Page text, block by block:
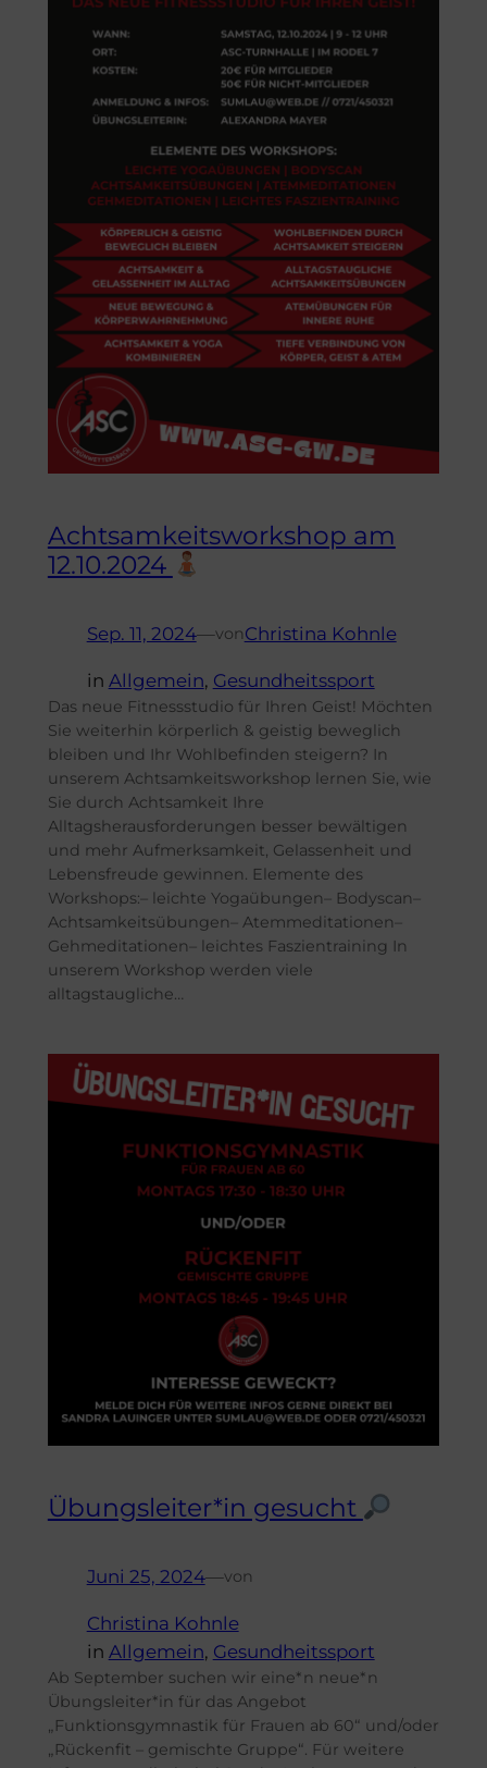
Achtsamkeitsworkshop am
12.10.2024
Sep. 11, 2024—vonChristina Kohnle
in Allgemein, Gesundheitssport
Das neue Fitnessstudio für Ihren Geist! Möchten
Sie weiterhin körperlich & geistig beweglich
bleiben und Ihr Wohlbefinden steigern? In
unserem Achtsamkeitsworkshop lernen Sie, wie
Sie durch Achtsamkeit Ihre
Alltagsherausforderungen besser bewältigen
und mehr Aufmerksamkeit, Gelassenheit und
Lebensfreude gewinnen. Elemente des
Workshops:– leichte Yogaübungen– Bodyscan–
Achtsamkeitsübungen– Atemmeditationen–
Gehmeditationen– leichtes Faszientraining In
unserem Workshop werden viele
alltagstaugliche…
Übungsleiter*in gesucht
Juni 25, 2024—von
Christina Kohnle
in Allgemein, Gesundheitssport
Ab September suchen wir eine*n neue*n
Übungsleiter*in für das Angebot
„Funktionsgymnastik für Frauen ab 60“ und/oder
„Rückenfit – gemischte Gruppe“. Für weitere